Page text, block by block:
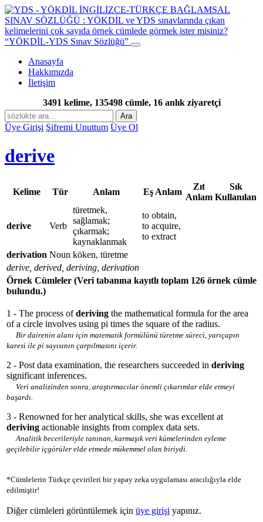
“YÖKDİL-YDS Sınav Sözlüğü”
Anasayfa
Hakkımızda
İletişim
3491 kelime, 135498 cümle, 16 anlık ziyaretçi
Ara
Üye Girişi Şifremi Unuttum Üye Ol
derive
Kelime Tür Anlam Eş Anlam
Zıt
Anlam
Sık
Kullanılan
derive Verb
türetmek,
sağlamak;
çıkarmak;
kaynaklanmak
to obtain,
to acquire,
to extract
derivation Noun köken, türetme
derive, derived, deriving, derivation
Örnek Cümleler (Veri tabanına kayıtlı toplam 126 örnek cümle
bulundu.)
1 - The process ofderiving the mathematical formula for the area
of a circle involves using pi times the square of the radius.
Bir dairenin alanı için matematik formülünü türetme süreci, yarıçapın
karesi ile pi sayısının çarpılmasını içerir.
2 - Post data examination, the researchers succeeded in deriving
significant inferences.
Veri analizinden sonra, araştırmacılar önemli çıkarımlar elde etmeyi
başardı.
3 - Renowned for her analytical skills, she was excellent at
deriving actionable insights from complex data sets.
Analitik becerileriyle tanınan, karmaşık veri kümelerinden eyleme
geçilebilir içgörüler elde etmede mükemmel olan biriydi.
*Cümlelerin Türkçe çevirileri bir yapay zeka uygulaması aracılığıyla elde
edilmiştir!
Diğer cümleleri görüntülemek için üye girişi yapınız.